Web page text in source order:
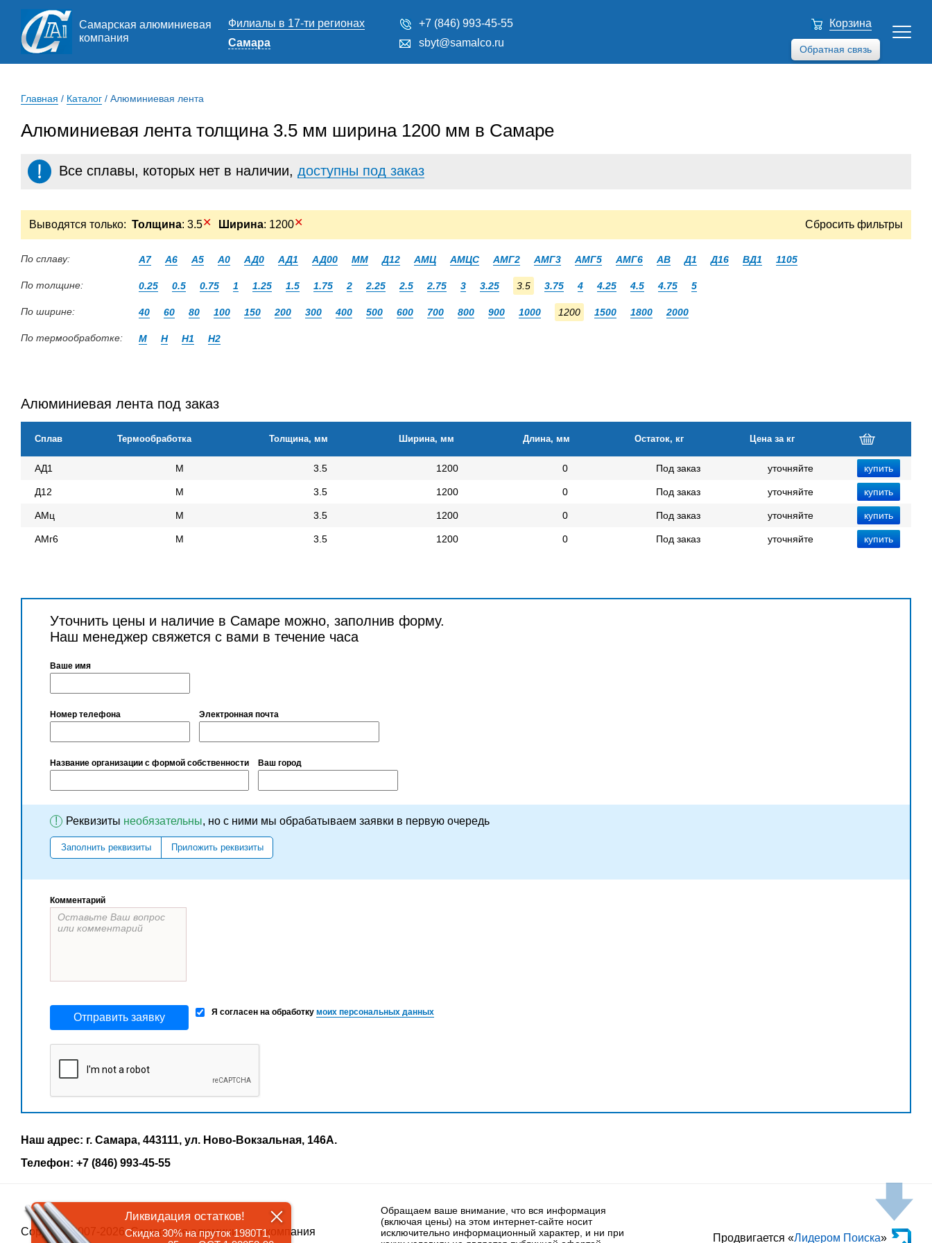
Самарская алюминиевая
компания
Филиалы в 17-ти регионах
Самара
+7 (846) 993-45-55
sbyt@samalco.ru
Обратная связь
Корзина
Главная / Каталог / Алюминиевая лента
Алюминиевая лента толщина 3.5 мм ширина 1200 мм в Самаре
Все сплавы, которых нет в наличии, доступны под заказ
Выводятся только: Толщина: 3.5✕ Ширина: 1200✕ Сбросить фильтры
По сплаву: А7 А6 А5 А0 АД0 АД1 АД00 ММ Д12 АМЦ АМЦС АМГ2 АМГ3 АМГ5 АМГ6 АВ Д1 Д16 ВД1 1105
По толщине: 0.25 0.5 0.75 1 1.25 1.5 1.75 2 2.25 2.5 2.75 3 3.25 3.5 3.75 4 4.25 4.5 4.75 5
По ширине: 40 60 80 100 150 200 300 400 500 600 700 800 900 1000 1200 1500 1800 2000
По термообработке: М Н Н1 Н2
Алюминиевая лента под заказ
Сплав Термообработка Толщина, мм Ширина, мм Длина, мм Остаток, кг Цена за кг
АД1 М 3.5 1200 0 Под заказ уточняйте
Д12 М 3.5 1200 0 Под заказ уточняйте
АМц М 3.5 1200 0 Под заказ уточняйте
АМг6 М 3.5 1200 0 Под заказ уточняйте
Уточнить цены и наличие в Самаре можно, заполнив форму.
Наш менеджер свяжется с вами в течение часа
Ваше имя
Номер телефона Электронная почта
Название организации с формой собственности Ваш город
! Реквизиты необязательны, но с ними мы обрабатываем заявки в первую очередь
Заполнить реквизиты Приложить реквизиты
Комментарий
Отправить заявку Я согласен на обработку моих персональных данных
Наш адрес: г. Самара, 443111, ул. Ново-Вокзальная, 146А.
Телефон: +7 (846) 993-45-55
Copyrigth 2007-2026, Самарская алюминиевая компания
Обращаем ваше внимание, что вся информация
(включая цены) на этом интернет-сайте носит
исключительно информационный характер, и ни при
Продвигается «Лидером Поиска»
Ликвидация остатков!
Скидка 30% на пруток 1980Т1,